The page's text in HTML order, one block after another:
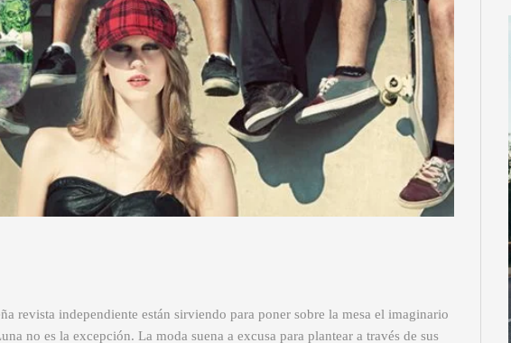
revista independiente están sirviendo para poner sobre la mesa el imaginario
no es la excepción. La moda suena a excusa para plantear a través de sus